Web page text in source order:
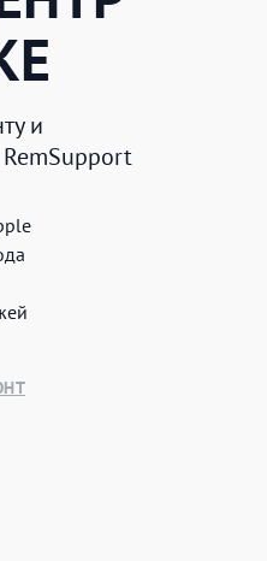
и
RemSupport